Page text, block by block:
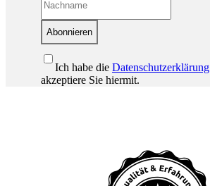
Abonnieren
Ich habe die Datenschutzerklärung
akzeptiere Sie hiermit.